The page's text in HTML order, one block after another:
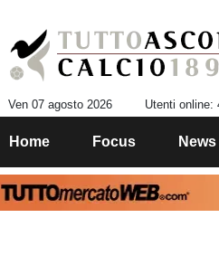
Ven 07 agosto 2026 Utenti online:
Home Focus News